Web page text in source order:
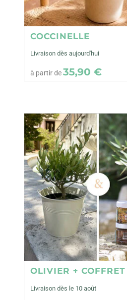
COCCINELLE
Livraison dès aujourd'hui
à partir de35,90 €
OLIVIER +
Livraison dès le 10 août